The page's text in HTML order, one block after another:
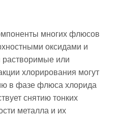
многих флюсов
оксидами и
растворимые или
хлорирования могут
в фазе флюса хлорида
снятию тонких
металла и их